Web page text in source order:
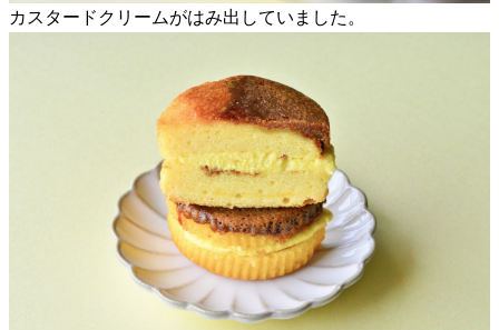
カスタードクリームがはみ出していました。